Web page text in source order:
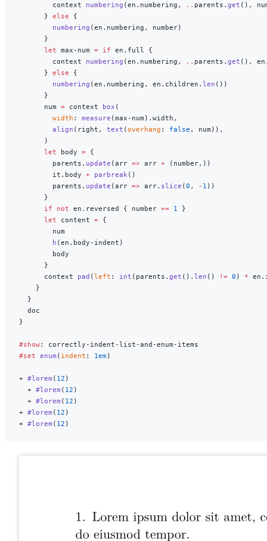
        context
numbering (en.numbering, .. parents. get (),
      }
else {
        numbering
(en.numbering, number)
      }
      let
max-num = if en.full {
        context
numbering (en.numbering, .. parents. get (),
      }
else {
        numbering
(en.numbering, en.children. len ())
      }
      num
= context box (
        width
: measure (max-num).width,
        align
(right, text (overhang : false , num)),
      )
      let
body = {
        parents.
update (arr => arr + (number,))
        it.body
+ parbreak()
        parents.
update (arr => arr. slice (0 , - 1 ))
      }
      if
not en.reversed { number += 1 }
      let
content = {
        num
        h
(en.body-indent)
        body
      }
      context
pad (left : int (parents. get (). len () != 0 ) *
    }
  }
  doc
}
#show: correctly-indent-list-and-enum-items
#set enum ( indent : 1em)
+ #lorem ( 12 )
  +
#lorem ( 12 )
  +
#lorem ( 12 )
+ #lorem ( 12 )
+ #lorem ( 12 )